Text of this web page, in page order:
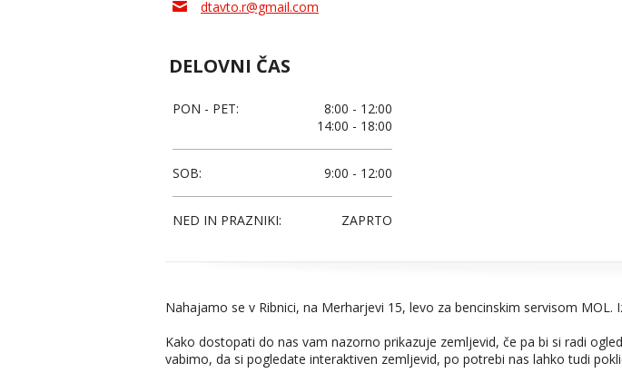
dtavto.r@gmail.com
DELOVNI ČAS
PON - PET:
8:00 - 12:00
14:00 - 18:00
SOB: 9:00 - 12:00
NED IN PRAZNIKI: ZAPRTO
Nahajamo se v Ribnici, na Merharjevi 15, levo za bencinskim servisom
Kako dostopati do nas vam nazorno prikazuje zemljevid, če pa bi si radi
vabimo, da si pogledate interaktiven zemljevid, po potrebi nas lahko tudi